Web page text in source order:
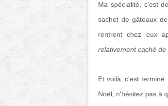
Ma spécialité, c'est
sachet de gâteaux
rentrent chez eux
relativement caché
Et voilà, c'est
Noël, n'hésitez pas à